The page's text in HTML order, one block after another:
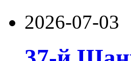
2026-07-03